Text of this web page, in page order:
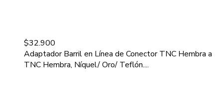
$32.900
Adaptador Barril en Línea de Conector TNC Hembra a
TNC Hembra, Níquel/ Oro/ Teflón....